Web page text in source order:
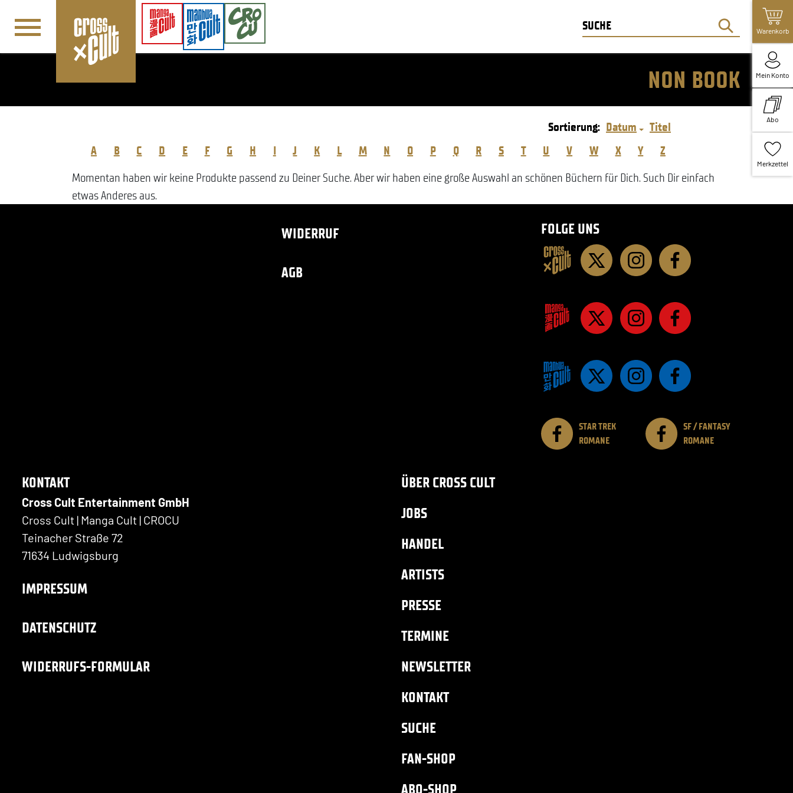
Warenkorb
Mein Konto
Abo
Merkzettel
NON BOOK
Sortierung: Datum
Titel
A
B C D E F G H I J K L M N O P Q R S T U V W X Y
Z
Momentan haben wir keine Produkte passend zu Deiner Suche. Aber wir haben eine große Auswahl an schönen Büchern für Dich. Such Dir einfach
etwas Anderes aus.
WIDERRUF
AGB
FOLGE UNS
STAR TREK
ROMANE
SF / FANTASY
ROMANE
KONTAKT
Cross Cult Entertainment GmbH
Cross Cult | Manga Cult | CROCU
Teinacher Straße 72
71634 Ludwigsburg
IMPRESSUM
DATENSCHUTZ
WIDERRUFS-FORMULAR
ÜBER CROSS CULT
JOBS
HANDEL
ARTISTS
PRESSE
TERMINE
NEWSLETTER
KONTAKT
SUCHE
FAN-SHOP
ABO-SHOP